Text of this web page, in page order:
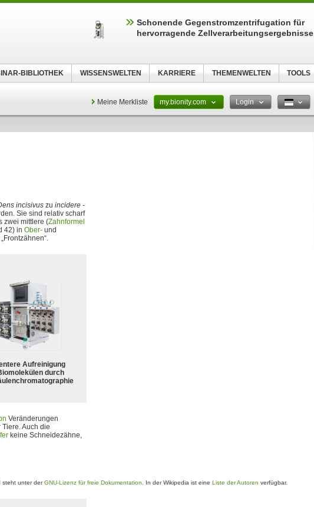
Meine Merkliste my.bionity.com Login
incisivus zu incidere -
Sie sind relativ scharf
zwei mittlere (Zahnformel
42) in Ober- und
Aufreinigung
durch
Veränderungen
Tiere. Auch die
keine Schneidezähne,
steht unter derGNU-Lizenz für freie Dokumentation . In der Wikipedia ist eine Liste der Autoren verfügbar.
Schonende Gegenstromzentrifugation für
hervorragende Zellverarbeitungsergebnisse
BIBLIOTHEK WISSENSWELTEN KARRIERE THEMENWELTEN TOOLS